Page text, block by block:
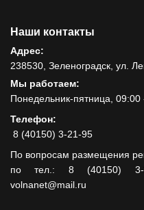
Наши контакты
Адрес:
238530, Зеленоградск, ул.
Мы работаем:
Понедельник-пятница, 09:00
Телефон:
8 (40150) 3-21-95
По вопросам размещения
по тел.: 8 (40150) 3-
volnanet@mail.ru